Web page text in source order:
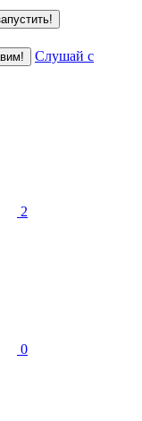
Слушай с
2
0